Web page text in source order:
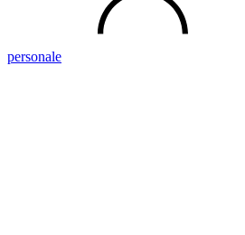
personale